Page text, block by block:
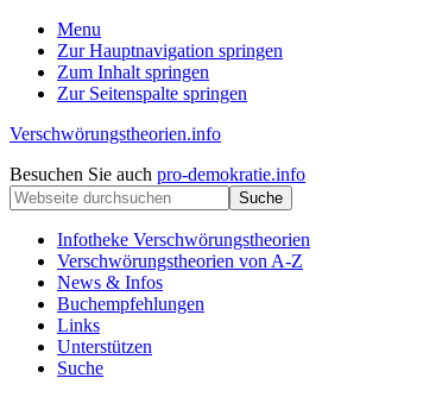
Menu
Zur Hauptnavigation springen
Zum Inhalt springen
Zur Seitenspalte springen
Verschwörungstheorien.info
Beiträge
zu
Merkmalen,
Funktionen
Risiken
konspirationistischen
Denkens
Kopfzeile
rechts
Besuchen Sie auch pro-demokratie.info
Webseite
durchsuchen
Infotheke Verschwörungstheorien
Verschwörungstheorien von A-Z
News & Infos
Buchempfehlungen
Links
Unterstützen
Suche